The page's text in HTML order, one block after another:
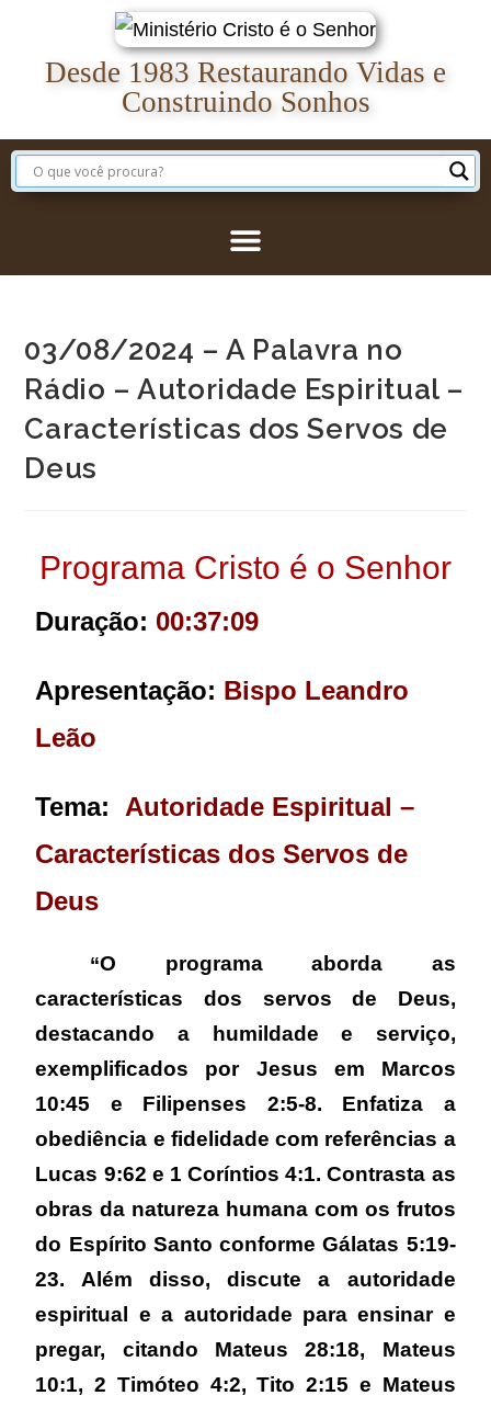
Desde 1983 Restaurando Vidas e
Construindo Sonhos
03/08/2024 – A Palavra no
Rádio – Autoridade Espiritual –
Características dos Servos de
Deus
Programa Cristo é o Senhor
Duração: 00:37:09
Apresentação: Bispo Leandro
Leão
Tema:
Autoridade Espiritual –
Características dos Servos de
Deus
“O programa aborda as
características dos servos de Deus,
destacando a humildade e serviço,
exemplificados por Jesus em Marcos
10:45 e Filipenses 2:5-8. Enfatiza a
obediência e fidelidade com referências a
Lucas 9:62 e 1 Coríntios 4:1. Contrasta as
obras da natureza humana com os frutos
do Espírito Santo conforme Gálatas 5:19-
23. Além disso, discute a autoridade
espiritual e a autoridade para ensinar e
pregar, citando Mateus 28:18, Mateus
10:1, 2 Timóteo 4:2, Tito 2:15 e Mateus